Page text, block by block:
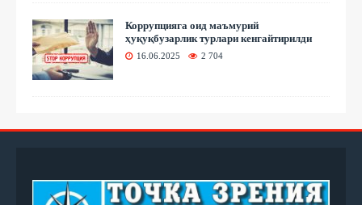
Коррупцияга оид маъмурий
ҳуқуқбузарлик турлари кенгайтирилди
16.06.2025 2 704